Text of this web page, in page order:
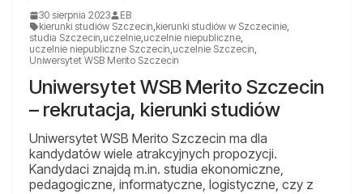
30 sierpnia 2023
EB
kierunki studiów Szczecin,kierunki studiów w Szczecinie,
studia Szczecin,uczelnie,uczelnie niepubliczne,
uczelnie niepubliczne Szczecin,uczelnie Szczecin,
Uniwersytet WSB Merito Szczecin
Uniwersytet WSB Merito Szczecin
– rekrutacja, kierunki studiów
Uniwersytet WSB Merito Szczecin ma dla
kandydatów wiele atrakcyjnych propozycji.
Kandydaci znajdą m.in. studia ekonomiczne,
pedagogiczne, informatyczne, logistyczne, czy z